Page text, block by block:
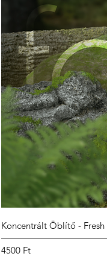
Koncentrált Öblítő - Fresh
Ár
4500 Ft